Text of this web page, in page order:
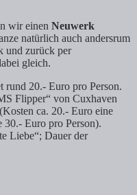
wir einen Neuwerk
natürlich auch andersrum
und zurück per
gleich.
rund 20.- Euro pro Person.
Flipper“ von Cuxhaven
ca. 20.- Euro eine
Euro pro Person).
Liebe“; Dauer der